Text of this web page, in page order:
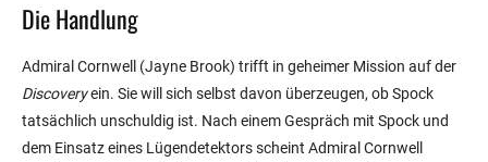
Die Handlung
Admiral Cornwell (Jayne Brook) trifft in geheimer Mission auf der
Discoveryein. Sie will sich selbst davon überzeugen, ob Spock
tatsächlich unschuldig ist. Nach einem Gespräch mit Spock und
dem Einsatz eines Lügendetektors scheint Admiral Cornwell